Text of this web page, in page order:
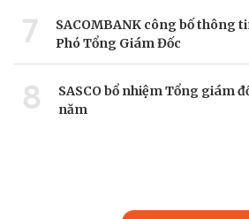
7
SACOMBANK công bố thông
Phó Tổng Giám Đốc
8
SASCO bổ nhiệm Tổng giám
năm